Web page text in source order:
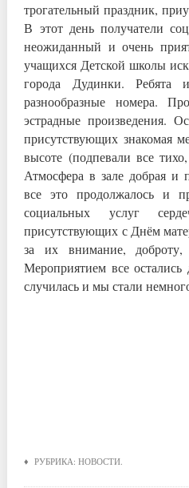
трогательный праздник,
В этот день получатели
неожиданный и очень
учащихся Детской школы
города Дудинки. Ребята
разнообразные номера.
эстрадные произведения.
присутствующих знакомая
высоте (подпевали все
Атмосфера в зале добрая и
все это продолжалось и
социальных услуг
присутствующих с Днём
за их внимание, доброту,
Мероприятием все
случилась и мы стали
♦ РУБРИКА:НОВОСТИ.